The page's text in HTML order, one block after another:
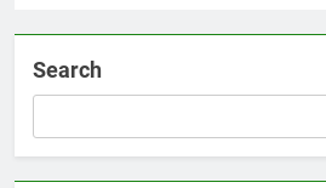
Search